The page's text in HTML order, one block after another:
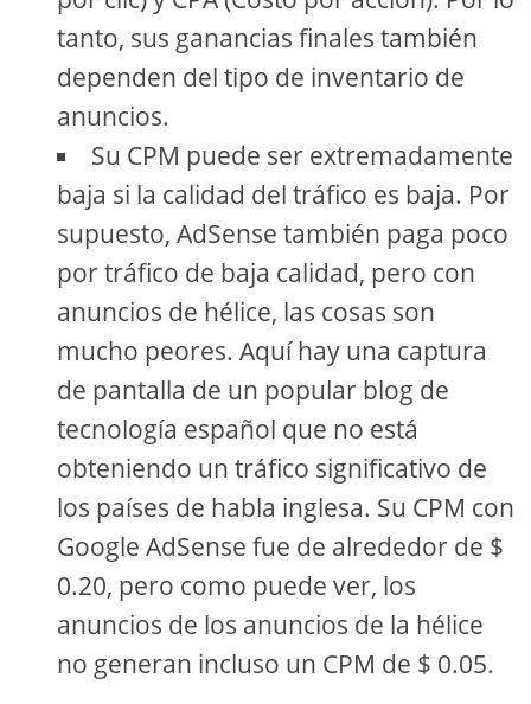
tanto, sus ganancias finales también
dependen del tipo de inventario de
anuncios.
Su CPM puede ser extremadamente
baja si la calidad del tráfico es baja. Por
supuesto, AdSense también paga poco
por tráfico de baja calidad, pero con
anuncios de hélice, las cosas son
mucho peores. Aquí hay una captura
de pantalla de un popular blog de
tecnología español que no está
obteniendo un tráfico significativo de
los países de habla inglesa. Su CPM con
Google AdSense fue de alrededor de $
0.20, pero como puede ver, los
anuncios de los anuncios de la hélice
no generan incluso un CPM de $ 0.05.